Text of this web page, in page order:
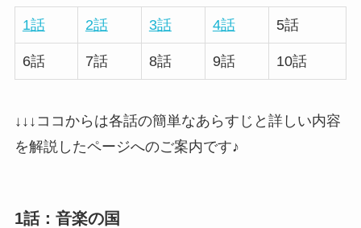
1話 2話 3話 4話 5話
6話 7話 8話 9話 10話
↓↓↓ココからは各話の簡単なあらすじと詳しい内容
を解説したページへのご案内です♪
1話：音楽の国